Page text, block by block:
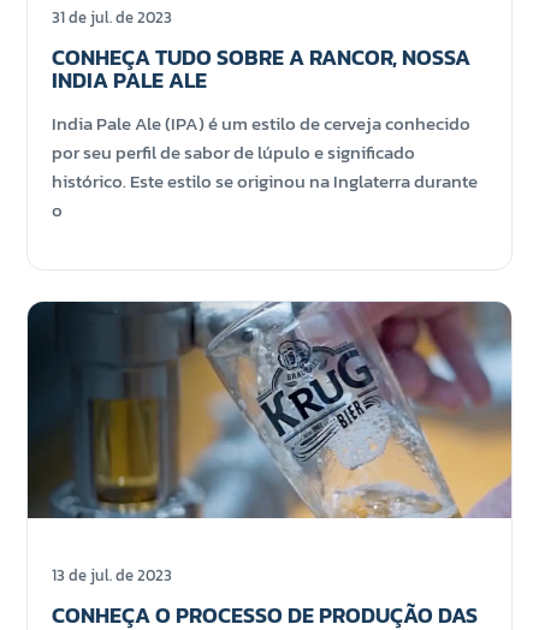
31 de jul. de 2023
CONHEÇA TUDO SOBRE A RANCOR, NOSSA
INDIA PALE ALE
India Pale Ale (IPA) é um estilo de cerveja conhecido
por seu perfil de sabor de lúpulo e significado
histórico. Este estilo se originou na Inglaterra durante
o
13 de jul. de 2023
CONHEÇA O PROCESSO DE PRODUÇÃO DAS